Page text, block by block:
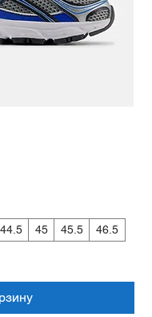
44.5 45 45.5
46.5